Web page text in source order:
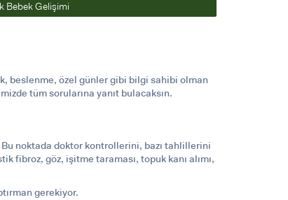
Bebek Gelişimi
beslenme, özel günler gibi bilgi sahibi olman
tüm sorularına yanıt bulacaksın.
noktada doktor kontrollerini, bazı tahlillerini
fibroz, göz, işitme taraması, topuk kanı alımı,
gerekiyor.